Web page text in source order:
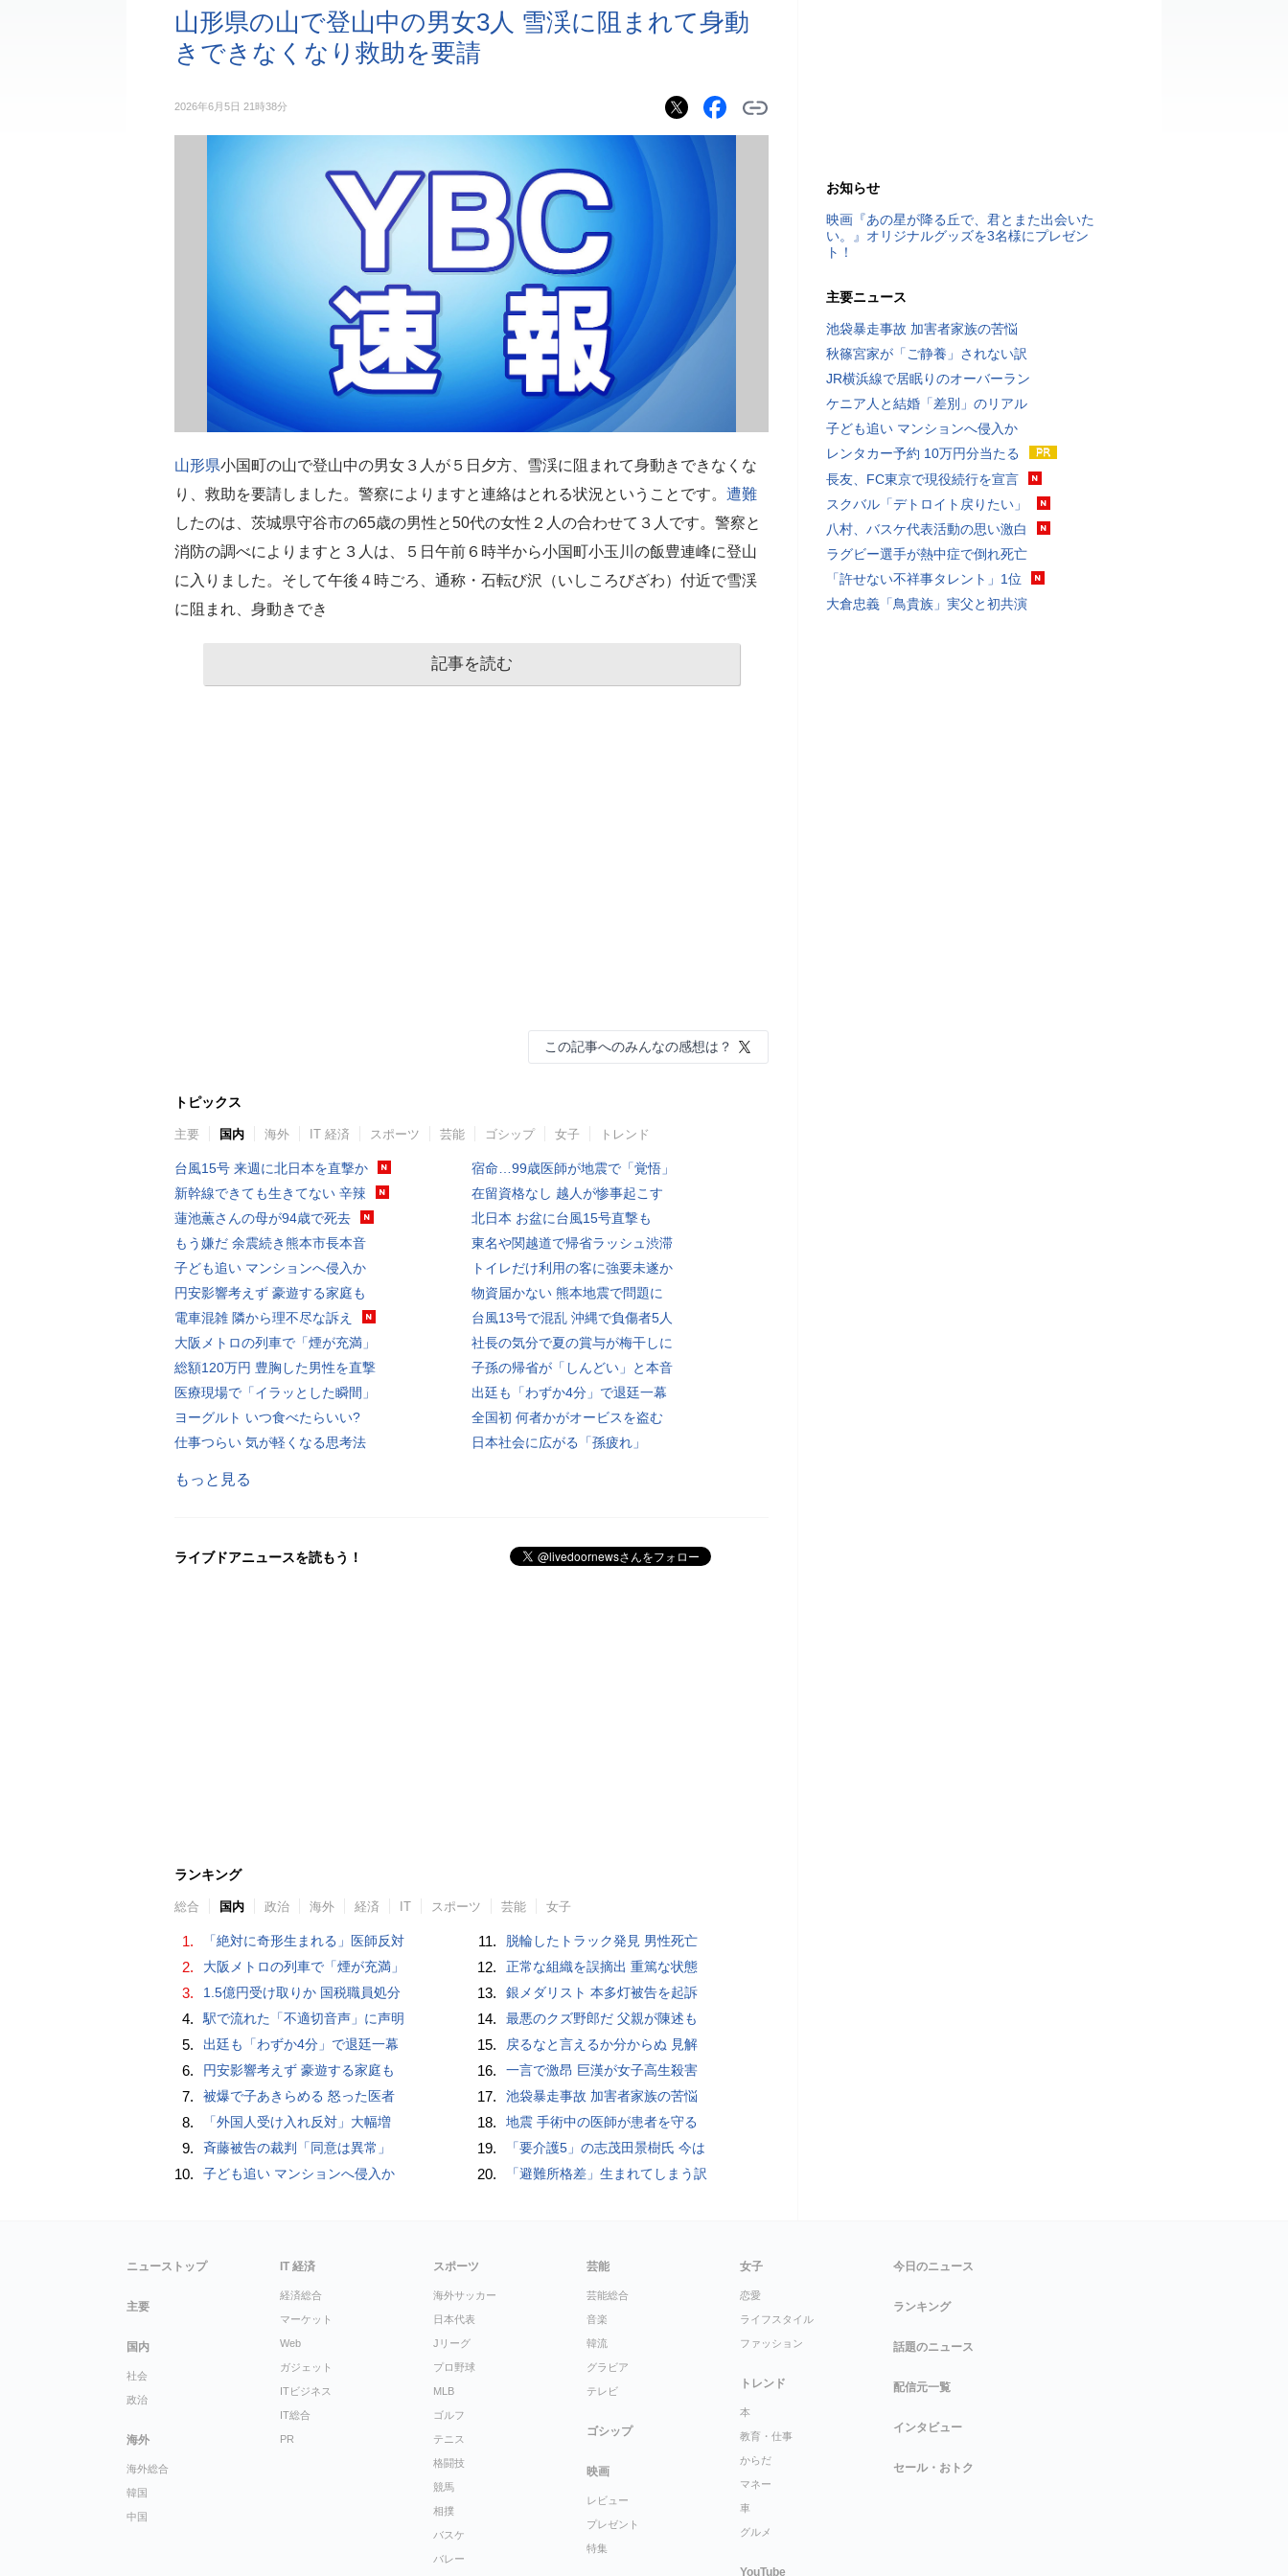
山形県の山で登山中の男女3人 雪渓に阻まれて身動
きできなくなり救助を要請
2026年6月5日 21時38分
山形県小国町の山で登山中の男女３人が５日夕方、雪渓に阻まれて身動きできなくな
り、救助を要請しました。警察によりますと連絡はとれる状況ということです。 遭難
したのは、茨城県守谷市の65歳の男性と50代の女性２人の合わせて３人です。警察と
消防の調べによりますと３人は、５日午前６時半から小国町小玉川の飯豊連峰に登山
に入りました。そして午後４時ごろ、通称・石転び沢（いしころびざわ）付近で雪渓
に阻まれ、身動きでき
記事を読む
この記事へのみんなの感想は？
トピックス
主要 国内 海外 IT 経済 スポーツ 芸能 ゴシップ 女子 トレンド
台風15号 来週に北日本を直撃か
新幹線できても生きてない 辛辣
蓮池薫さんの母が94歳で死去
もう嫌だ 余震続き熊本市長本音
子ども追い マンションへ侵入か
円安影響考えず 豪遊する家庭も
電車混雑 隣から理不尽な訴え
大阪メトロの列車で「煙が充満」
総額120万円 豊胸した男性を直撃
医療現場で「イラッとした瞬間」
ヨーグルト いつ食べたらいい?
仕事つらい 気が軽くなる思考法
宿命…99歳医師が地震で「覚悟」
在留資格なし 越人が惨事起こす
北日本 お盆に台風15号直撃も
東名や関越道で帰省ラッシュ渋滞
トイレだけ利用の客に強要未遂か
物資届かない 熊本地震で問題に
台風13号で混乱 沖縄で負傷者5人
社長の気分で夏の賞与が梅干しに
子孫の帰省が「しんどい」と本音
出廷も「わずか4分」で退廷一幕
全国初 何者かがオービスを盗む
日本社会に広がる「孫疲れ」
もっと見る
ライブドアニュースを読もう！
ランキング
総合 国内 政治 海外 経済 IT スポーツ 芸能 女子
1. 「絶対に奇形生まれる」医師反対
2. 大阪メトロの列車で「煙が充満」
3. 1.5億円受け取りか 国税職員処分
4. 駅で流れた「不適切音声」に声明
5. 出廷も「わずか4分」で退廷一幕
6. 円安影響考えず 豪遊する家庭も
7. 被爆で子あきらめる 怒った医者
8. 「外国人受け入れ反対」大幅増
9. 斉藤被告の裁判「同意は異常」
10. 子ども追い マンションへ侵入か
11. 脱輪したトラック発見 男性死亡
12. 正常な組織を誤摘出 重篤な状態
13. 銀メダリスト 本多灯被告を起訴
14. 最悪のクズ野郎だ 父親が陳述も
15. 戻るなと言えるか分からぬ 見解
16. 一言で激昂 巨漢が女子高生殺害
17. 池袋暴走事故 加害者家族の苦悩
18. 地震 手術中の医師が患者を守る
19. 「要介護5」の志茂田景樹氏 今は
20. 「避難所格差」生まれてしまう訳
お知らせ
映画『あの星が降る丘で、君とまた出会いた
い。』オリジナルグッズを3名様にプレゼン
ト！
主要ニュース
池袋暴走事故 加害者家族の苦悩
秋篠宮家が「ご静養」されない訳
JR横浜線で居眠りのオーバーラン
ケニア人と結婚「差別」のリアル
子ども追い マンションへ侵入か
レンタカー予約 10万円分当たる
長友、FC東京で現役続行を宣言
スクバル「デトロイト戻りたい」
八村、バスケ代表活動の思い激白
ラグビー選手が熱中症で倒れ死亡
「許せない不祥事タレント」1位
大倉忠義「鳥貴族」実父と初共演
ニューストップ
主要
国内
社会
政治
海外
海外総合
韓国
中国
IT 経済
経済総合
マーケット
Web
ガジェット
ITビジネス
IT総合
PR
スポーツ
海外サッカー
日本代表
Jリーグ
プロ野球
MLB
ゴルフ
テニス
格闘技
競馬
相撲
バスケ
バレー
芸能
芸能総合
音楽
韓流
グラビア
テレビ
ゴシップ
映画
レビュー
プレゼント
特集
女子
恋愛
ライフスタイル
ファッション
トレンド
本
教育・仕事
からだ
マネー
車
グルメ
YouTube
今日のニュース
ランキング
話題のニュース
配信元一覧
インタビュー
セール・おトク